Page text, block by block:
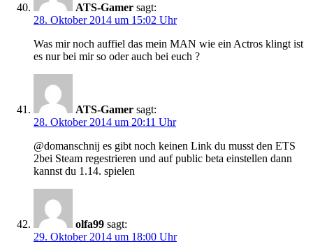
ATS-Gamer sagt:
28. Oktober 2014 um 15:02 Uhr
Was mir noch auffiel das mein MAN wie ein Actros klingt ist
es nur bei mir so oder auch bei euch ?
ATS-Gamer sagt:
28. Oktober 2014 um 20:11 Uhr
@domanschnij es gibt noch keinen Link du musst den ETS
2bei Steam regestrieren und auf public beta einstellen dann
kannst du 1.14. spielen
olfa99 sagt:
29. Oktober 2014 um 18:00 Uhr